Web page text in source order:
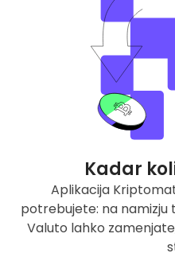
Kadar
Aplikacija
potrebujete: na namizju
Valuto lahko